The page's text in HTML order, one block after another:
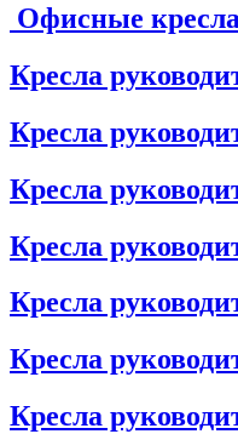
Офисные кресла
Кресла
Кресла
Кресла
Кресла
Кресла
Кресла
Кресла